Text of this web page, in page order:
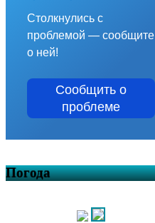
Столкнулись с
проблемой — сообщите
о ней!
Сообщить о
проблеме
Погода